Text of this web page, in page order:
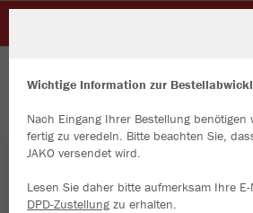
Wichtige Information zur
Nach Eingang Ihrer Bestellung benötigen
fertig zu veredeln. Bitte beachten Sie,
JAKO versendet wird.
Lesen Sie daher bitte aufmerksam Ihre
DPD-Zustellung zu erhalten.
Wir verwenden Cookies
Inhalte anzeigen und unsere Website
zu den Cookies findest Du in den